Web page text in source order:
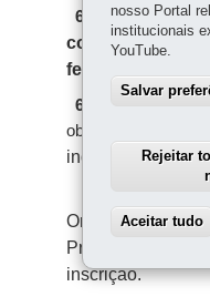
6.3.
Não serão
comoobjeto
feiras e festas
6.4.
O projeto
obrigatoriament
e,
indicadas no
Orçamento
Projeto previsto
inscrição.
nosso Portal
institucionais
YouTube.
Salvar
Rejeitar
Aceitar tudo